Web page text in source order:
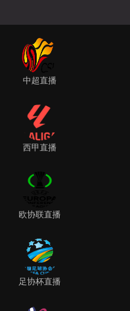
中超直播
西甲直播
欧协联直播
足协杯直播